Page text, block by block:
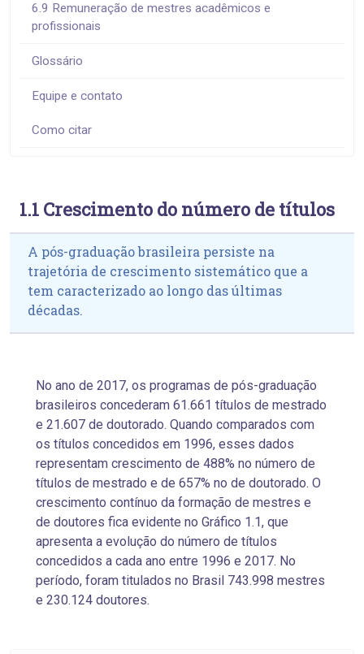
6.9 Remuneração de mestres acadêmicos e
profissionais
Glossário
Equipe e contato
Como citar
1.1 Crescimento do número de títulos
A pós-graduação brasileira persiste na
trajetória de crescimento sistemático que a
tem caracterizado ao longo das últimas
décadas.
No ano de 2017, os programas de pós-graduação
brasileiros concederam 61.661 títulos de mestrado
e 21.607 de doutorado. Quando comparados com
os títulos concedidos em 1996, esses dados
representam crescimento de 488% no número de
títulos de mestrado e de 657% no de doutorado. O
crescimento contínuo da formação de mestres e
de doutores fica evidente no Gráfico 1.1, que
apresenta a evolução do número de títulos
concedidos a cada ano entre 1996 e 2017. No
período, foram titulados no Brasil 743.998 mestres
e 230.124 doutores.